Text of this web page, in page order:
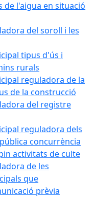
de l'aigua en situació
del soroll i les
tipus d'ús i
rurals
reguladora de la
de la construcció
del registre
reguladora dels
concurrència
activitats de culte
de les
que
prèvia